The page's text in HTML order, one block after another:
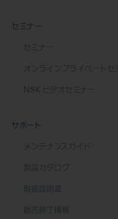
セミナー
セミナー
オンラインプライベートセ
NSK ビデオセミナー
サポート
メンテナンスガイド
製品カタログ
取扱説明書
販売終了情報